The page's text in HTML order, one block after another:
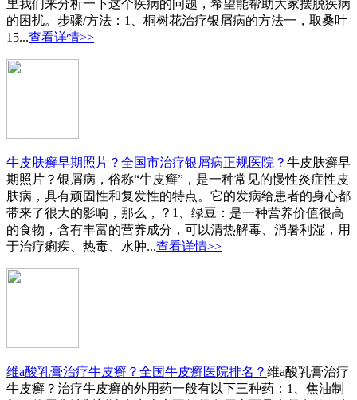
里我们来分析一下这个疾病的问题，希望能帮助大家摆脱疾病
的困扰。步骤/方法：1、桐树花治疗银屑病的方法一，取桑叶
15...查看详情>>
牛皮肤癣早期照片？全国市治疗银屑病正规医院？ 牛皮肤癣早
期照片？银屑病，俗称“牛皮癣”，是一种常见的慢性炎症性皮
肤病，具有顽固性和复发性的特点。它的发病给患者的身心都
带来了很大的影响，那么，？1、绿豆：是一种营养价值很高
的食物，含有丰富的营养成分，可以清热解毒、消暑利湿，用
于治疗痢疾、热毒、水肿...查看详情>>
维a酸乳膏治疗牛皮癣？全国牛皮癣医院排名？ 维a酸乳膏治疗
牛皮癣？治疗牛皮癣的外用药一般有以下三种药：1、焦油制